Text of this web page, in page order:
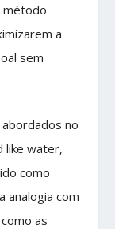
método
a
sem
no
like water,
como
analogia com
as